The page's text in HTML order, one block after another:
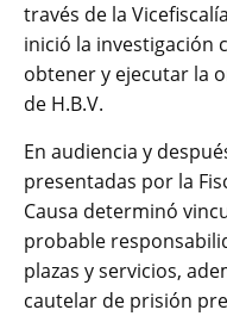
través de la
inició la investigación
obtener y ejecutar la
de H.B.V.
En audiencia y
presentadas por la
Causa determinó
probable
plazas y servicios,
cautelar de prisión